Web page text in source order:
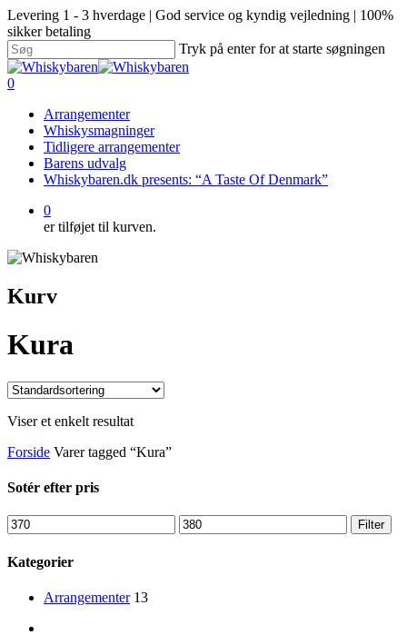
Levering 1 - 3 hverdage | God service og kyndig vejledning | 100%
sikker betaling
Tryk på enter for at starte søgningen
0
Arrangementer
Whiskysmagninger
Tidligere arrangementer
Barens udvalg
Whiskybaren.dk presents: “A Taste Of Denmark”
0
er tilføjet til kurven.
Kurv
Kura
Viser et enkelt resultat
Forside Varer tagged “Kura”
Sotér efter pris
Filter
Kategorier
Arrangementer 13